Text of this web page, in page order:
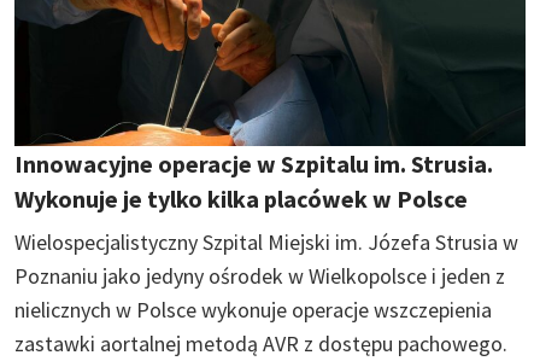
Innowacyjne operacje w Szpitalu im. Strusia.
Wykonuje je tylko kilka placówek w Polsce
Wielospecjalistyczny Szpital Miejski im. Józefa Strusia w
Poznaniu jako jedyny ośrodek w Wielkopolsce i jeden z
nielicznych w Polsce wykonuje operacje wszczepienia
zastawki aortalnej metodą AVR z dostępu pachowego.